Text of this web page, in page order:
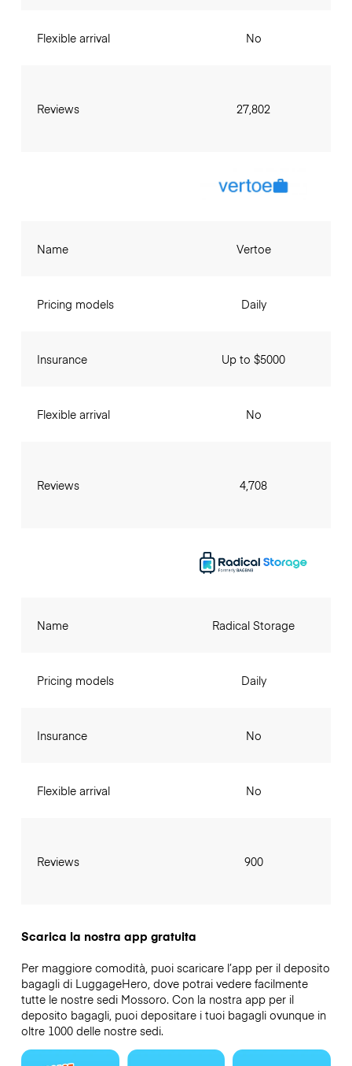
Flexible arrival
Reviews
No
27,802
Name
Pricing models
Insurance
Flexible arrival
Reviews
Vertoe
Daily
Up to $5000
No
4,708
Name
Pricing models
Insurance
Flexible arrival
Reviews
Radical Storage
Daily
No
No
900
Scarica la nostra app gratuita
Per maggiore comodità, puoi scaricare l’app per il deposito
bagagli di LuggageHero, dove potrai vedere facilmente
tutte le nostre sedi Mossoro. Con la nostra app per il
deposito bagagli, puoi depositare i tuoi bagagli ovunque in
oltre 1000 delle nostre sedi.